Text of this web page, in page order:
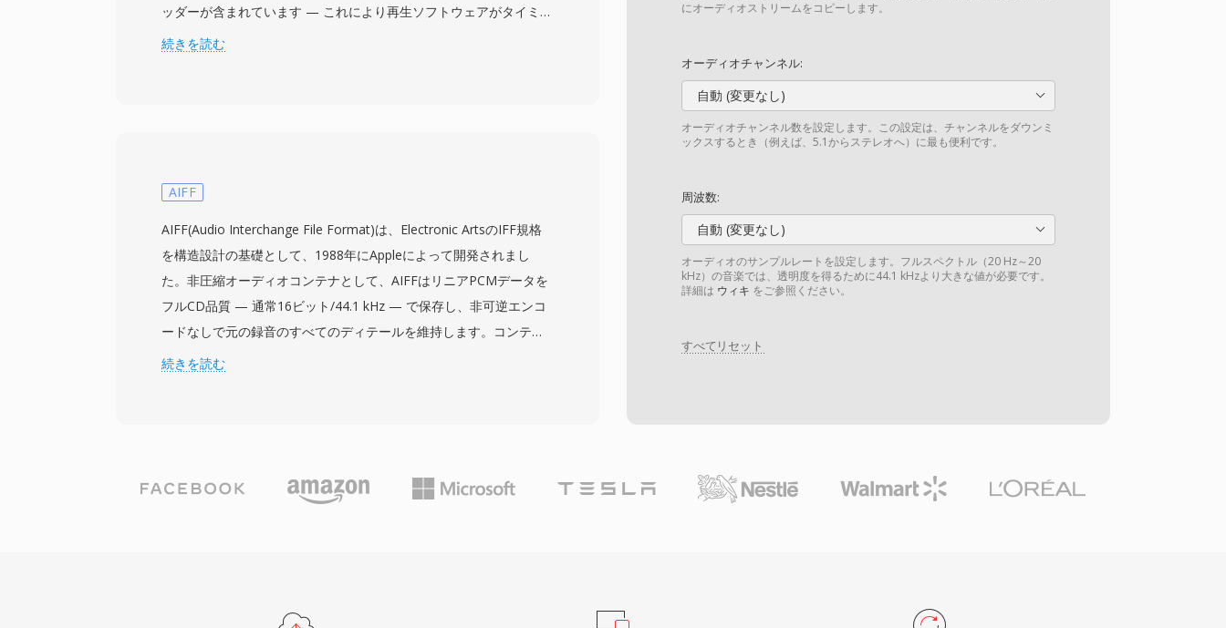
にオーディオストリームをコピーします。
オーディオチャンネル:
自動 (変更なし)
オーディオチャンネル数を設定します。この設定は、チャンネルをダウンミ
ックスするとき（例えば、5.1からステレオへ）に最も便利です。
周波数:
自動 (変更なし)
オーディオのサンプルレートを設定します。フルスペクトル（20 Hz～20
kHz）の音楽では、透明度を得るために44.1 kHzより大きな値が必要です。
詳細は ウィキ をご参照ください。
すべてリセット
ッダーが含まれています — これにより再生ソフトウェアがタイミン
グを自動的に判断できるようになった意味のある改善です。オーデ
で、見慣れないファイルを再生する際の推測を排除しました — 標準
題でした。形式のデコードも効率的で、当時の286および386プロセ
ッサでも解凍不要で最小限のCPUオーバーヘッドでした。SNDTフ
ァイルは初期のPCゲームやマルチメディアプレゼンテーションの構
成要素として機能し、開発者は限られたSound Blasterハードウェア
エコシステム全体で信頼性の高いオーディオを必要としていまし
た。今日、SNDTはレトロソフトウェアアーカイブに残っており、
続きを読む
AIFF
AIFF(Audio Interchange File Format)は、Electronic ArtsのIFF規格
を構造設計の基礎として、1988年にAppleによって開発されまし
た。非圧縮オーディオコンテナとして、AIFFはリニアPCMデータを
フルCD品質 — 通常16ビット/44.1 kHz — で保存し、非可逆エンコ
ードなしで元の録音のすべてのディテールを維持します。コンテン
ツはチャンク構造で整理され、マーカー、楽器定義、コメントなど
と異なり、繰り返し保存しても信号が劣化しません。もう一つの強
みは、Logic ProやGarageBandなどAppleのプロフェッショナルツ
フローにも対応します。ストレージ効率よりもロスレスの整合性を
続きを読む